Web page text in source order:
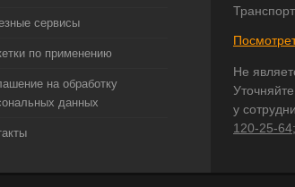
сервисы
по применению
на обработку
данных
Не
у
120-25-64;